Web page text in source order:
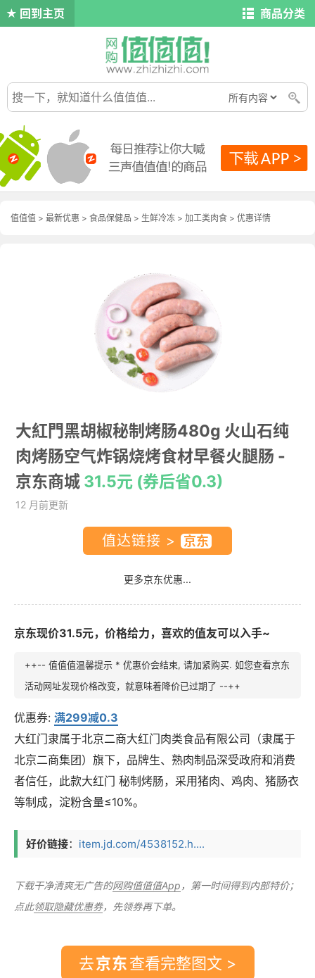
回到主页 商品分类
值值值 > 最新优惠 > 食品保健品 > 生鲜冷冻 > 加工类肉食 > 优惠详情
大紅門黑胡椒秘制烤肠480g 火山石纯
肉烤肠空气炸锅烧烤食材早餐火腿肠 -
京东商城 31.5元 (券后省0.3)
12 月前更新
值达链接 >
更多京东优惠...
京东现价31.5元，价格给力，喜欢的值友可以入手~
++-- 值值值温馨提示 * 优惠价会结束, 请加紧购买. 如您查看京东
活动网址发现价格改变，就意味着降价已过期了 --++
优惠券: 满299减0.3
大红门隶属于北京二商大红门肉类食品有限公司（隶属于
北京二商集团）旗下，品牌生、熟肉制品深受政府和消费
者信任，此款大红门 秘制烤肠，采用猪肉、鸡肉、猪肠衣
等制成，淀粉含量≤10%。
好价链接： item.jd.com/4538152.h....
下载干净清爽无广告的网购值值值App ，第一时间得到内部特价；
点此领取隐藏优惠券，先领券再下单。
去 查看完整图文 >